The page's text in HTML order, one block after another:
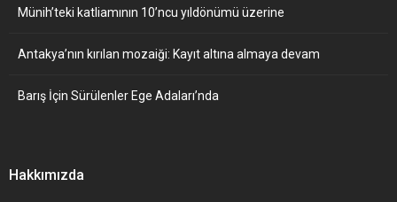
Münih’teki katliamının 10’ncu yıldönümü üzerine
Antakya’nın kırılan mozaiği: Kayıt altına almaya devam
Barış İçin Sürülenler Ege Adaları’nda
Hakkımızda